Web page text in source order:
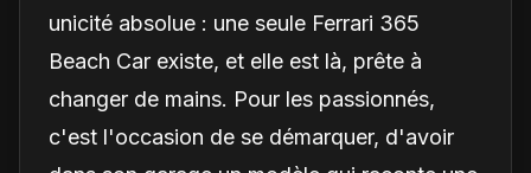
unicité absolue : une seule Ferrari 365
Beach Car existe, et elle est là, prête à
changer de mains. Pour les passionnés,
c'est l'occasion de se démarquer, d'avoir